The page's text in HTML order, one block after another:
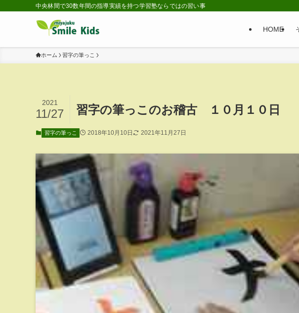
中央林間で30数年間の指導実績を持つ学習塾ならではの習い事
HOME
ホーム 習字の筆っこ
習字の筆っこのお稽古 １０月１０日
2021
11/27
習字の筆っこ 2018年10月10日 2021年11月27日